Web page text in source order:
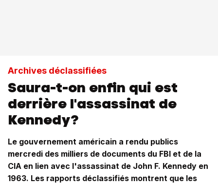
Archives déclassifiées
Saura-t-on enfin qui est
derrière l'assassinat de
Kennedy?
Le gouvernement américain a rendu publics
mercredi des milliers de documents du FBI et de la
CIA en lien avec l'assassinat de John F. Kennedy en
1963. Les rapports déclassifiés montrent que les